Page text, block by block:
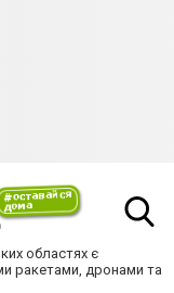
областях є
ракетами, дронами та